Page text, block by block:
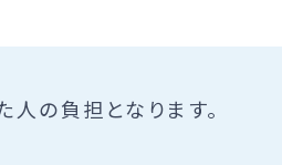
の負担となります。